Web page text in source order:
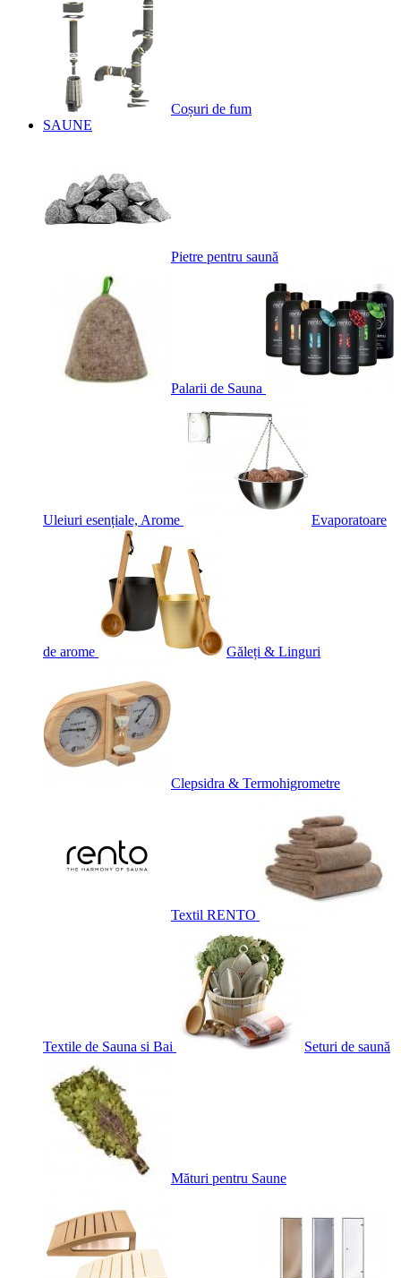
Coșuri de fum
SAUNE
Pietre pentru saună
Palarii de Sauna
Uleiuri esențiale, Arome Evaporatoare
de arome Găleți & Linguri
Clepsidra & Termohigrometre
Textil RENTO
Textile de Sauna si Bai Seturi de saună
Mături pentru Saune